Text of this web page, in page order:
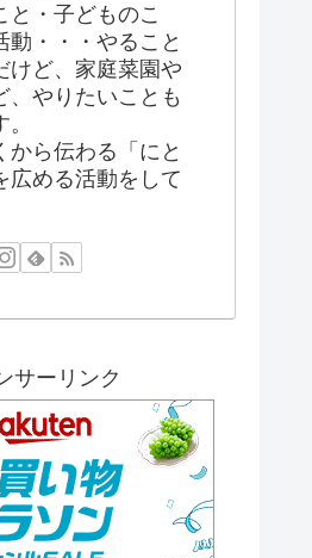
と・子どものこ
動・・・やること
けど、家庭菜園や
、やりたいことも
から伝わる「にと
広める活動をして
サーリンク